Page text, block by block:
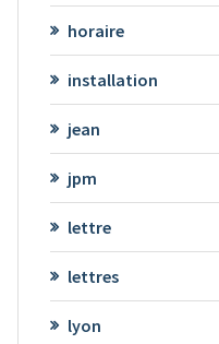
horaire
installation
jean
jpm
lettre
lettres
lyon